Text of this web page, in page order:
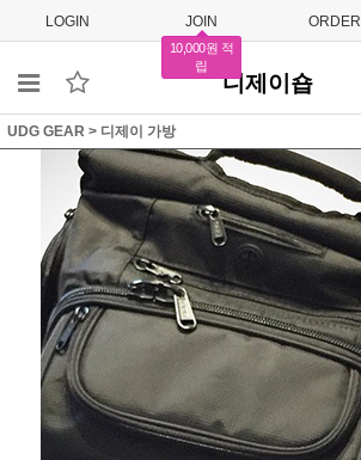
LOGIN JOIN
10,000원 적
립
ORDER
디제이숍
UDG GEAR > 디제이 가방